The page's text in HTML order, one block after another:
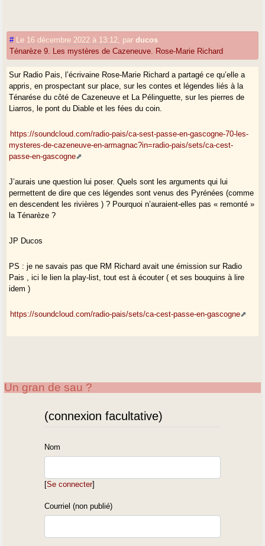
# Le 16 décembre 2022 à 13:12 parducos
Ténarèze 9. Les mystères de Cazeneuve. Rose-Marie Richard
Sur Radio Pais, l’écrivaine Rose-Marie Richard a partagé ce qu’elle a
appris, en prospectant sur place, sur les contes et légendes liés à la
Ténarése du côté de Cazeneuve et La Pélinguette, sur les pierres de
Liarros, le pont du Diable et les fées du coin.
https://soundcloud.com/radio-pais/ca-sest-passe-en-gascogne-70-les-
mysteres-de-cazeneuve-en-armagnac?in=radio-pais/sets/ca-cest-
passe-en-gascogne
J’aurais une question lui poser. Quels sont les arguments qui lui
permettent de dire que ces légendes sont venus des Pyrénées (comme
en descendent les rivières ) ? Pourquoi n’auraient-elles pas « remonté »
la Ténarèze ?
JP Ducos
PS : je ne savais pas que RM Richard avait une émission sur Radio
Pais , ici le lien la play-list, tout est à écouter ( et ses bouquins à lire
idem )
https://soundcloud.com/radio-pais/sets/ca-cest-passe-en-gascogne
Un gran de sau ?
(connexion facultative)
Nom
[Se connecter]
Courriel (non publié)